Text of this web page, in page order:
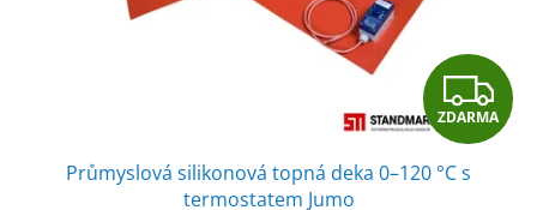
Z
D
ZDARMA
Průmyslová silikonová topná deka 0–120 °C s
termostatem Jumo